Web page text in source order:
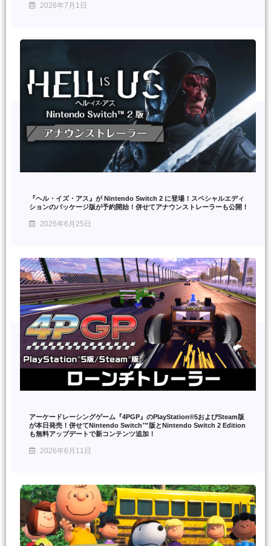
2026年7月1日
『ヘル・イズ・アス』が Nintendo Switch 2 に登場！スペシャルエディ
ションのパッケージ版が予約開始！併せてアナウンストレーラーも公開！
2026年6月25日
アーケードレーシングゲーム『4PGP』のPlayStation®5およびSteam版
が本日発売！併せてNintendo Switch™版とNintendo Switch 2 Edition
も無料アップデートで新コンテンツ追加！
2026年6月11日